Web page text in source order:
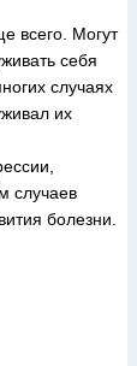
всего. Могут
себя
случаях
их
случаев
болезни.